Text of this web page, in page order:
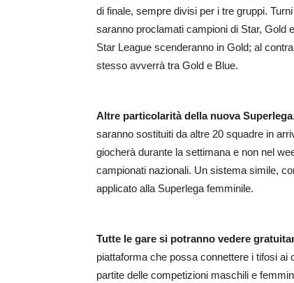
di finale, sempre divisi per i tre gruppi.
saranno proclamati campioni di Star, Gold
Star League scenderanno in Gold; al
stesso avverrà tra Gold e Blue.
Altre particolarità della nuova Superlega
saranno sostituiti da altre 20 squadre in
giocherà durante la settimana e non nel
campionati nazionali. Un sistema simile,
applicato alla Superlega femminile.
Tutte le gare si potranno vedere
piattaforma che possa connettere i tifosi
partite delle competizioni maschili e